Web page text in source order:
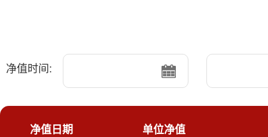
净值时间:
净值日期 单位净值